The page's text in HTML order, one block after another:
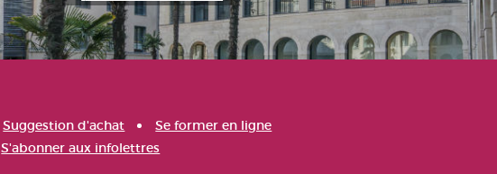
Suggestion d'achat
Se former en ligne
S'abonner aux infolettres